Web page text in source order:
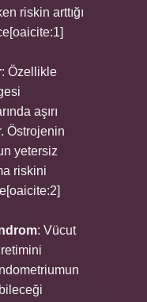
riskin arttığı
: Özellikle
aşırı
Östrojenin
yetersiz
riskini
: Vücut